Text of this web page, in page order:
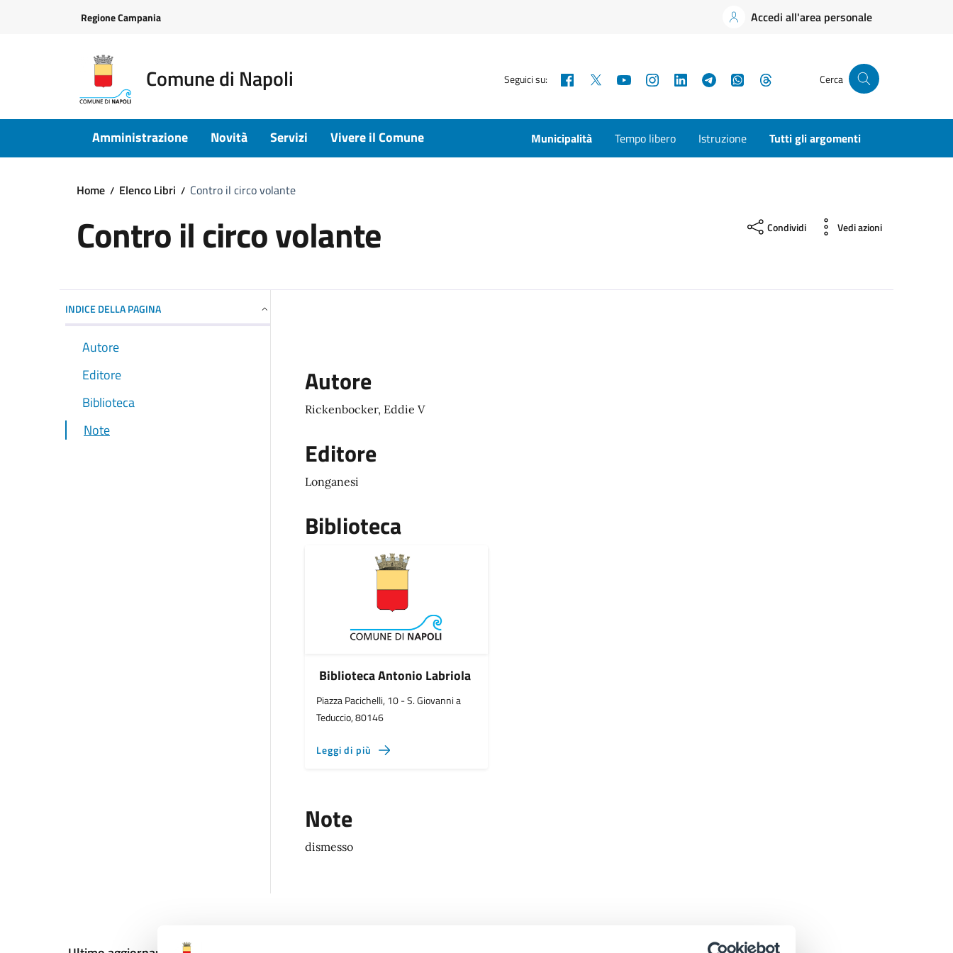
Regione Campania Accedi all'area personale
Comune di Napoli Seguici su: Facebook YouTubeInstagramLinkedInTelegramWhatsApp Cerca
Amministrazione Novità Servizi Vivere il Comune Municipalità Tempo libero Istruzione Tutti gli argomenti
Home Elenco Libri Contro il circo volante
Contro il circo volante Condividi Vedi azioni
INDICE DELLA PAGINA
Autore
Editore
Biblioteca
Note
Autore
Rickenbocker, Eddie V
Editore
Longanesi
Biblioteca
Biblioteca Antonio Labriola
Piazza Pacichelli, 10 - S. Giovanni a
Teduccio, 80146
Leggi di più
Note
dismesso